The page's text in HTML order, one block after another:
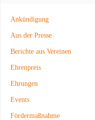
Ankündigung
Aus der Presse
Berichte aus Vereinen
Ehrenpreis
Ehrungen
Events
Fördermaßnahme